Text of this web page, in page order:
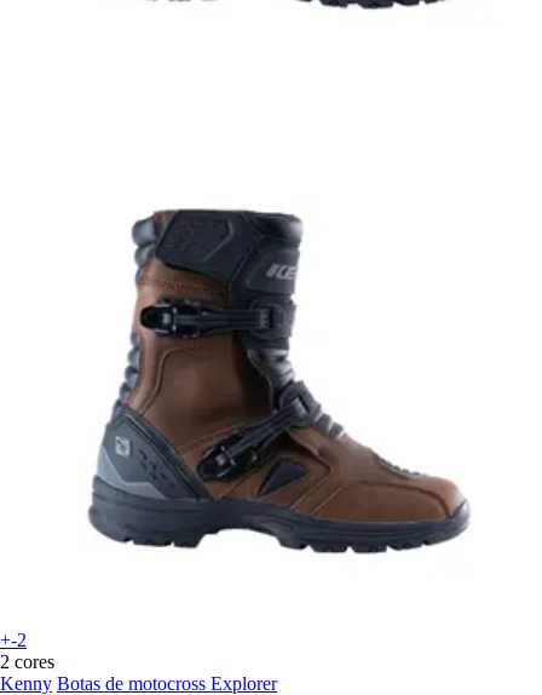
+-2
2 cores
Kenny Botas de motocross Explorer